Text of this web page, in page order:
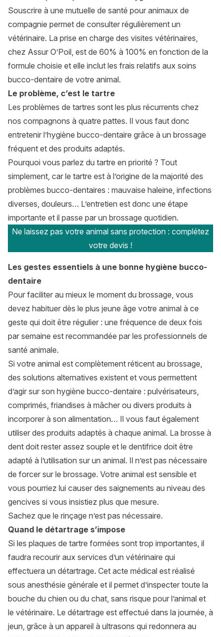
Souscrire à une mutuelle de santé pour animaux de
compagnie permet de consulter régulièrement un
vétérinaire. La prise en charge des visites vétérinaires,
chez Assur O’Poil, est de 60% à 100% en fonction de la
formule choisie et elle inclut les frais relatifs aux soins
bucco-dentaire de votre animal.
Le problème, c’est le tartre
Les problèmes de tartres sont les plus récurrents chez
nos compagnons à quatre pattes. Il vous faut donc
entretenir l’hygiène bucco-dentaire grâce à un brossage
fréquent et des produits adaptés.
Pourquoi vous parlez du tartre en priorité ? Tout
simplement, car le tartre est à l’origine de la majorité des
problèmes bucco-dentaires : mauvaise haleine, infections
diverses, douleurs… L’entretien est donc une étape
importante et il passe par un brossage quotidien.
Ne laissez pas votre animal sans protection : complétez
votre devis !
Les gestes essentiels à une bonne hygiène bucco-
dentaire
Pour faciliter au mieux le moment du brossage, vous
devez habituer dès le plus jeune âge votre animal à ce
geste qui doit être régulier : une fréquence de deux fois
par semaine est recommandée par les professionnels de
santé animale.
Si votre animal est complètement réticent au brossage,
des solutions alternatives existent et vous permettent
d’agir sur son hygiène bucco-dentaire : pulvérisateurs,
comprimés, friandises à mâcher ou divers produits à
incorporer à son alimentation… Il vous faut également
utiliser des produits adaptés à chaque animal. La brosse à
dent doit rester assez souple et le dentifrice doit être
adapté à l’utilisation sur un animal. Il n’est pas nécessaire
de forcer sur le brossage. Votre animal est sensible et
vous pourriez lui causer des saignements au niveau des
gencives si vous insistiez plus que mesure.
Sachez que le rinçage n’est pas nécessaire.
Quand le détartrage s’impose
Si les plaques de tartre formées sont trop importantes, il
faudra recourir aux services d’un vétérinaire qui
effectuera un détartrage. Cet acte médical est réalisé
sous anesthésie générale et il permet d’inspecter toute la
bouche du chien ou du chat, sans risque pour l’animal et
le vétérinaire. Le détartrage est effectué dans la journée, à
jeun, grâce à un appareil à ultrasons qui redonnera au